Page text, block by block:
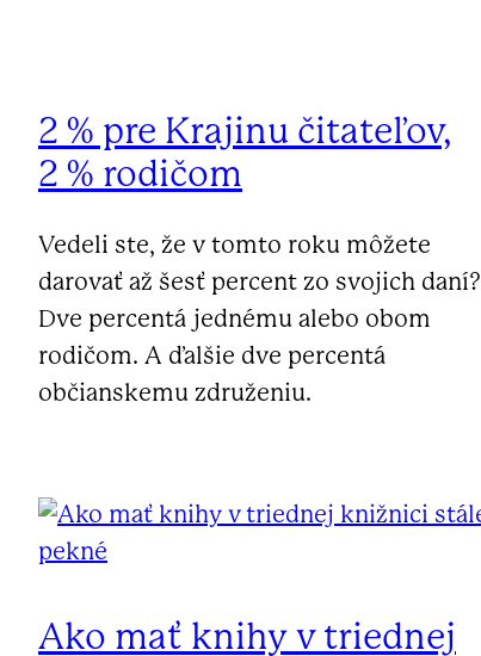
2 % pre Krajinu čitateľov,
2 % rodičom
Vedeli ste, že v tomto roku môžete
darovať až šesť percent zo svojich daní?
Dve percentá jednému alebo obom
rodičom. A ďalšie dve percentá
občianskemu združeniu.
Ako mať knihy v triednej